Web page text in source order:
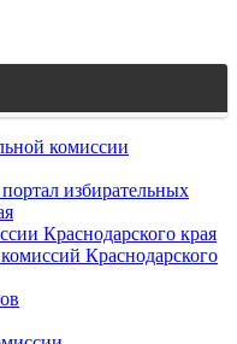
комиссии
избирательных
Краснодарского края
Краснодарского